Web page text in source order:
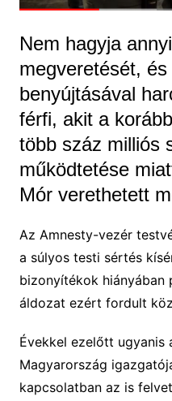
Nem hagyja
megveretését,
benyújtásával
férfi, akit a
több száz milliós
működtetése
Mór verethetett
Az Amnesty-vezér
a súlyos testi sértés
bizonyítékok hiányában
áldozat ezért fordult
Évekkel ezelőtt ugyanis
Magyarország
kapcsolatban az is